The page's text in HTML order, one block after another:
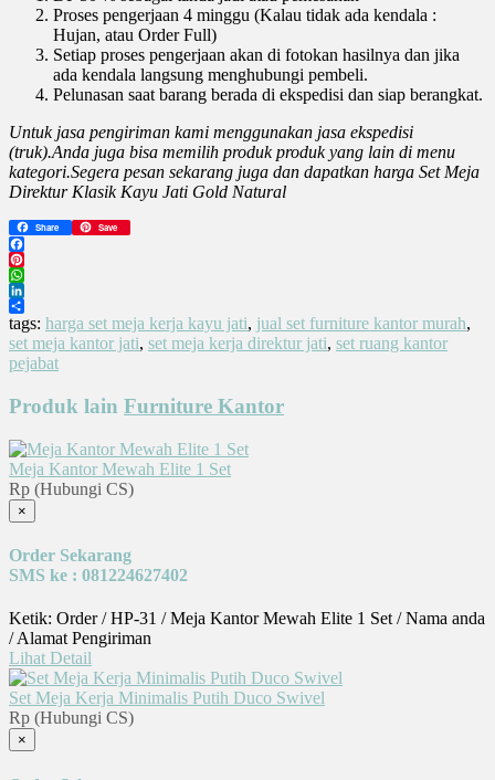
Proses pengerjaan 4 minggu (Kalau tidak ada kendala :
Hujan, atau Order Full)
Setiap proses pengerjaan akan di fotokan hasilnya dan jika
ada kendala langsung menghubungi pembeli.
Pelunasan saat barang berada di ekspedisi dan siap berangkat.
Untuk jasa pengiriman kami menggunakan jasa ekspedisi
(truk).Anda juga bisa memilih produk produk yang lain di menu
kategori.Segera pesan sekarang juga dan dapatkan harga Set Meja
Direktur Klasik Kayu Jati Gold Natural
Share Save
Facebook
Pinterest
WhatsApp
LinkedIn
Share
tags: harga set meja kerja kayu jati, jual set furniture kantor murah,
set meja kantor jati, set meja kerja direktur jati, set ruang kantor
pejabat
Produk lain Furniture Kantor
Meja Kantor Mewah Elite 1 Set
Rp (Hubungi CS)
×
Order Sekarang
SMS ke : 081224627402
Ketik: Order / HP-31 / Meja Kantor Mewah Elite 1 Set / Nama anda
/ Alamat Pengiriman
Lihat Detail
Set Meja Kerja Minimalis Putih Duco Swivel
Rp (Hubungi CS)
×